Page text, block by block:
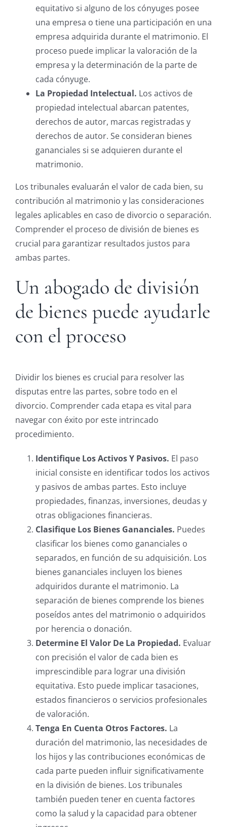
equitativo si alguno de los cónyuges posee
una empresa o tiene una participación en una
empresa adquirida durante el matrimonio. El
proceso puede implicar la valoración de la
empresa y la determinación de la parte de
cada cónyuge.
La Propiedad Intelectual. Los activos de
propiedad intelectual abarcan patentes,
derechos de autor, marcas registradas y
derechos de autor. Se consideran bienes
gananciales si se adquieren durante el
matrimonio.
Los tribunales evaluarán el valor de cada bien, su
contribución al matrimonio y las consideraciones
legales aplicables en caso de divorcio o separación.
Comprender el proceso de división de bienes es
crucial para garantizar resultados justos para
ambas partes.
Un abogado de división
de bienes puede ayudarle
con el proceso
Dividir los bienes es crucial para resolver las
disputas entre las partes, sobre todo en el
divorcio. Comprender cada etapa es vital para
navegar con éxito por este intrincado
procedimiento.
Identifique Los Activos Y Pasivos. El paso
inicial consiste en identificar todos los activos
y pasivos de ambas partes. Esto incluye
propiedades, finanzas, inversiones, deudas y
otras obligaciones financieras.
Clasifique Los Bienes Gananciales. Puedes
clasificar los bienes como gananciales o
separados, en función de su adquisición. Los
bienes gananciales incluyen los bienes
adquiridos durante el matrimonio. La
separación de bienes comprende los bienes
poseídos antes del matrimonio o adquiridos
por herencia o donación.
Determine El Valor De La Propiedad. Evaluar
con precisión el valor de cada bien es
imprescindible para lograr una división
equitativa. Esto puede implicar tasaciones,
estados financieros o servicios profesionales
de valoración.
Tenga En Cuenta Otros Factores. La
duración del matrimonio, las necesidades de
los hijos y las contribuciones económicas de
cada parte pueden influir significativamente
en la división de bienes. Los tribunales
también pueden tener en cuenta factores
como la salud y la capacidad para obtener